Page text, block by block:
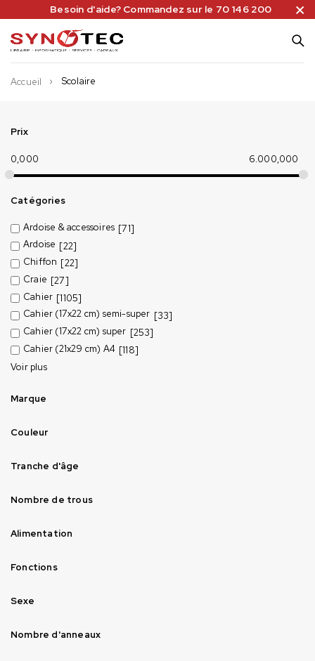
Besoin d'aide? Commandez sur le 70 146 200
Accueil Scolaire
Prix
0,000 6.000,000
Catégories
Ardoise & accessoires [71]
Ardoise [22]
Chiffon [22]
Craie [27]
Cahier [1105]
Cahier (17x22 cm) semi-super [33]
Cahier (17x22 cm) super [253]
Cahier (21x29 cm) A4 [118]
Voir plus
Marque
Couleur
Tranche d'âge
Nombre de trous
Alimentation
Fonctions
Sexe
Nombre d'anneaux